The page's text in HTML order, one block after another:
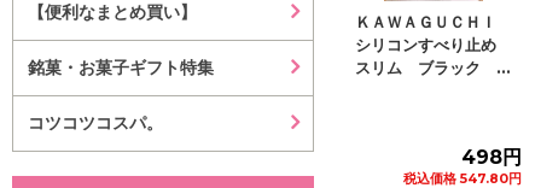
【便利なまとめ買い】
銘菓・お菓子ギフト特集
コツコツコスパ。
ＫＡＷＡＧＵＣＨＩ
シリコンすべり止め
スリム ブラック ...
498円
税込価格 547.80円